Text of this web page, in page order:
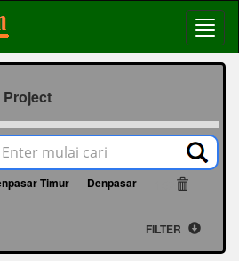
Project
Timur Denpasar
FILTER